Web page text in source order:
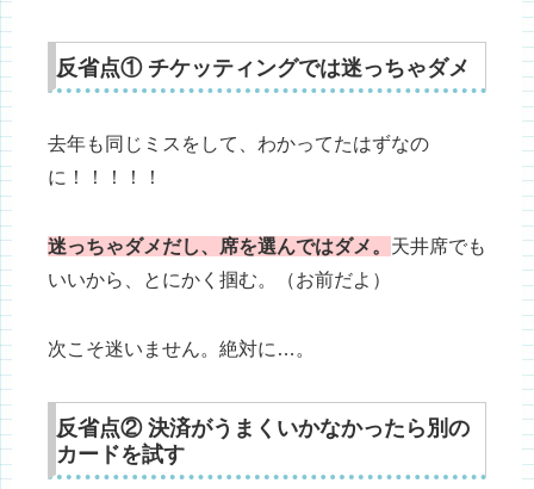
反省点① チケッティングでは迷っちゃダメ
去年も同じミスをして、わかってたはずなの
に！！！！！
迷っちゃダメだし、席を選んではダメ。 天井席でも
いいから、とにかく掴む。（お前だよ）
次こそ迷いません。絶対に…。
反省点② 決済がうまくいかなかったら別の
カードを試す